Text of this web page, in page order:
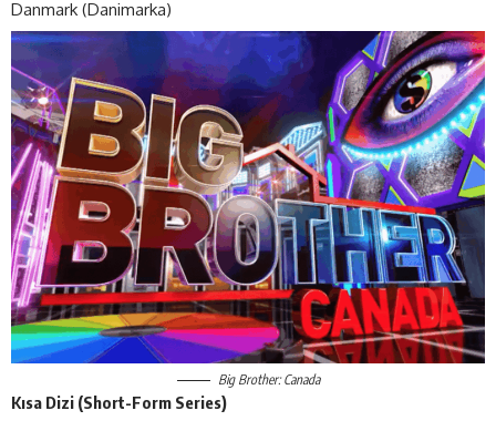
Danmark (Danimarka)
Big Brother: Canada
Kısa Dizi (Short-Form Series)